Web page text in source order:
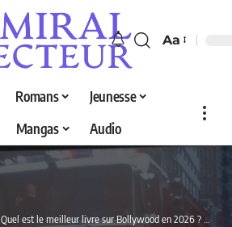
Aa
Romans
Jeunesse
Mangas Audio
Quel est le meilleur livre sur Bollywood en 2026 ? Découvrez nos 2 sélections